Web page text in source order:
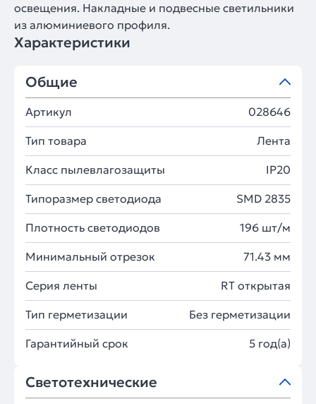
освещения. Накладные и подвесные светильники
из алюминиевого профиля.
Характеристики
Общие
Артикул 028646
Тип товара Лента
Класс пылевлагозащиты IP20
Типоразмер светодиода SMD 2835
Плотность светодиодов 196 шт/м
Минимальный отрезок 71.43 мм
Серия ленты RT открытая
Тип герметизации Без герметизации
Гарантийный срок 5 год(а)
Светотехнические